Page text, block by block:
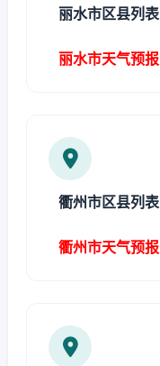
丽水市区县列表
丽水市天气预报
衢州市区县列表
衢州市天气预报